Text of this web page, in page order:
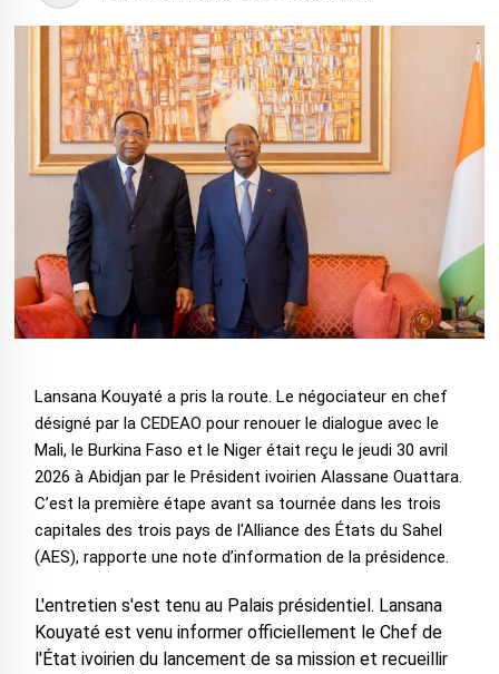
Lansana Kouyaté a pris la route. Le négociateur en chef
désigné par la CEDEAO pour renouer le dialogue avec le
Mali, le Burkina Faso et le Niger était reçu le jeudi 30 avril
2026 à Abidjan par le Président ivoirien Alassane Ouattara.
C’est la première étape avant sa tournée dans les trois
capitales des trois pays de l'Alliance des États du Sahel
(AES), rapporte une note d’information de la présidence.
L'entretien s'est tenu au Palais présidentiel. Lansana
Kouyaté est venu informer officiellement le Chef de
l'État ivoirien du lancement de sa mission et recueillir